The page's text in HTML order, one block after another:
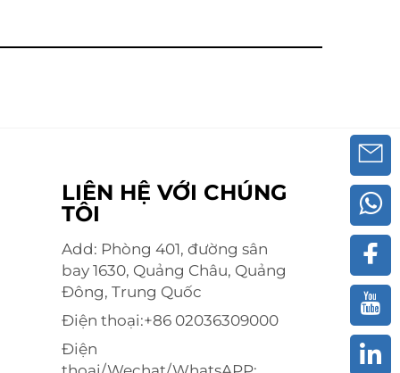
LIÊN HỆ VỚI CHÚNG
TÔI
Add: Phòng 401, đường sân
bay 1630, Quảng Châu, Quảng
Đông, Trung Quốc
Điện thoại:+86 02036309000
Điện